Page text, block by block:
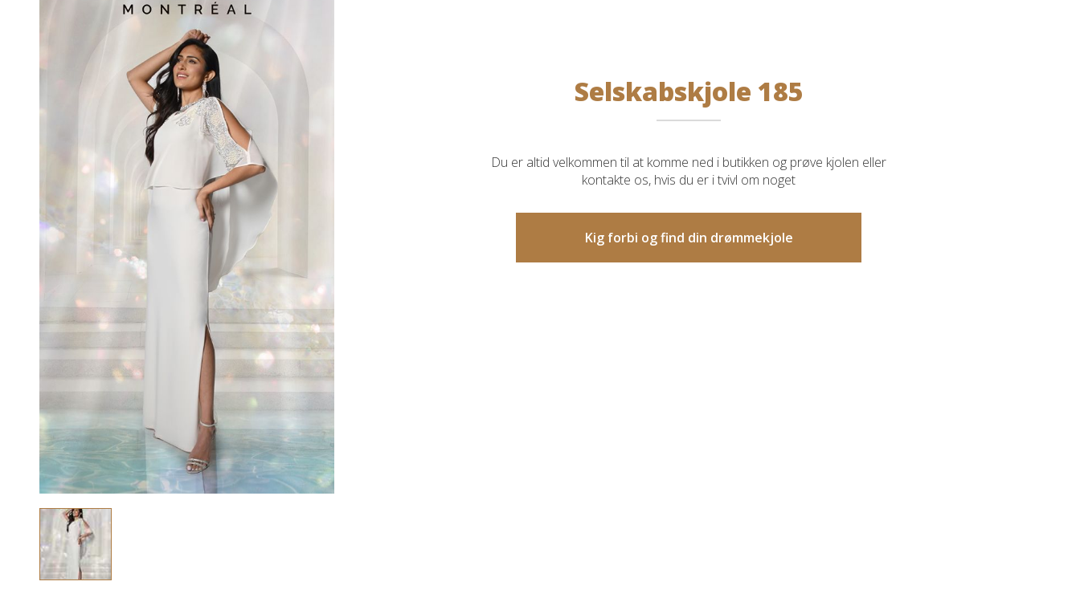
Selskabskjole 185
Du er altid velkommen til at komme ned i butikken og prøve kjolen eller
kontakte os, hvis du er i tvivl om noget
Kig forbi og find din drømmekjole